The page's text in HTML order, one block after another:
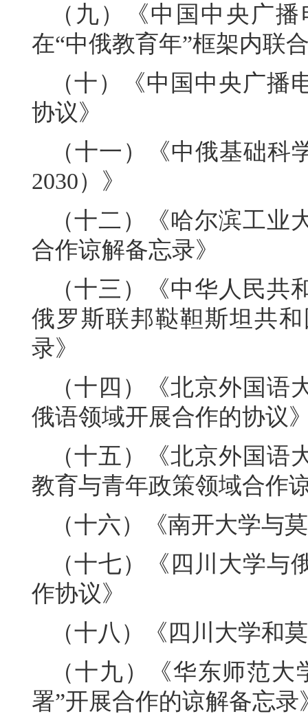
（九）《中国中央广
在“中俄教育年”框架内联
（十）《中国中央广
协议》
（十一）《中俄基础科
2030）》
（十二）《哈尔滨工
合作谅解备忘录》
（十三）《中华人民
俄罗斯联邦鞑靼斯坦共
录》
（十四）《北京外国
俄语领域开展合作的协议
（十五）《北京外国
教育与青年政策领域合作
（十六）《南开大学与
（十七）《四川大学
作协议》
（十八）《四川大学和
（十九）《华东师范
署”开展合作的谅解备忘录